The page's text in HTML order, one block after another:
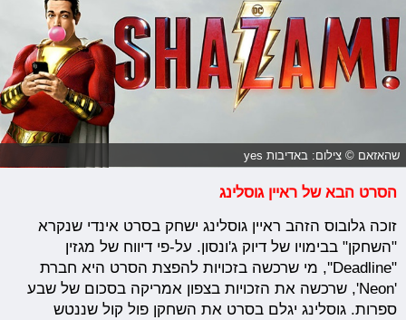
שהאזאם © צילום: באדיבות yes
הסרט הבא של ראיין גוסלינג
זוכה גלובוס הזהב ראיין גוסלינג ישחק בסרט אינדי שנקרא
"השחקן" בבימויו של דיוק ג'ונסון. על-פי דיווח של מגזין
"Deadline'', מי שרכשה בזכויות להפצת הסרט היא חברת
'Neon', שרכשה את הזכויות בצפון אמריקה בסכום של שבע
ספרות. גוסלינג יגלם בסרט את השחקן פול קול שננטש